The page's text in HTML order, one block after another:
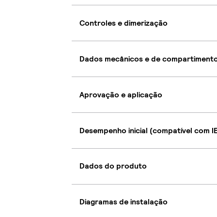
Controles e dimerização
Dados mecânicos e de
Aprovação e aplicação
Desempenho inicial (compatível com
Dados do produto
Diagramas de instalação